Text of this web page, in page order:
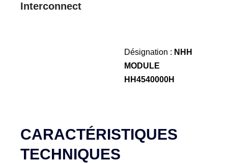
Interconnect
Désignation : NHH
MODULE
HH4540000H
CARACTÉRISTIQUES
TECHNIQUES